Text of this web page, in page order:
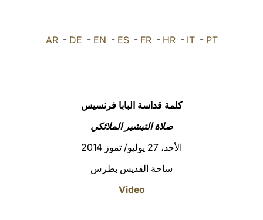
العربيّةAR- DE - EN - ES- FR- HR- IT- PT
كلمة قداسة البابا فرنسيس
صلاة التبشير الملائكي
الأحد، 27 يوليو/ تموز 2014
ساحة القديس بطرس
Video